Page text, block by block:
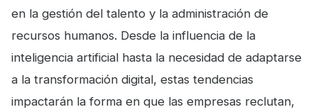
en la gestión del talento y la administración de
recursos humanos. Desde la influencia de la
inteligencia artificial hasta la necesidad de adaptarse
a la transformación digital, estas tendencias
impactarán la forma en que las empresas reclutan,